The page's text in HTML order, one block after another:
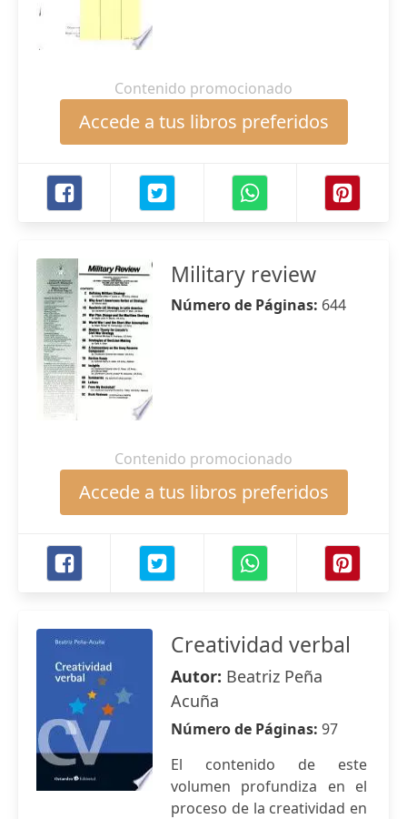
Contenido promocionado
Accede a tus libros preferidos
Military review
Número de Páginas: 644
Contenido promocionado
Accede a tus libros preferidos
Creatividad verbal
Autor: Beatriz Peña
Acuña
Número de Páginas: 97
El contenido de este
volumen profundiza en el
proceso de la creatividad en